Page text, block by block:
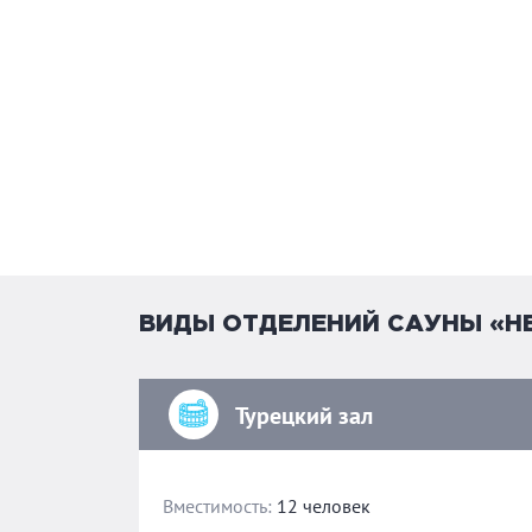
ВИДЫ ОТДЕЛЕНИЙ САУНЫ
Турецкий зал
Вместимость: 12 человек